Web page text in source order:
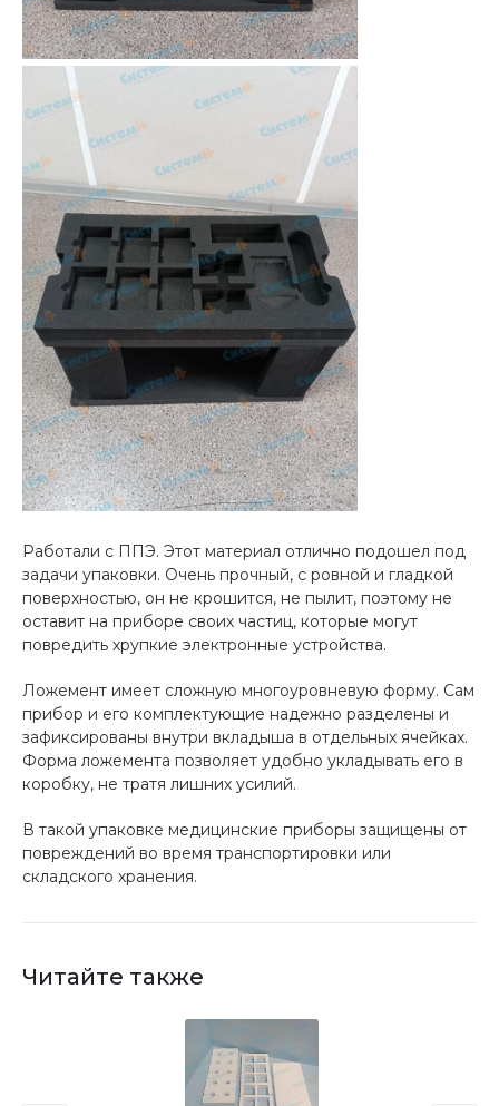
Работали с ППЭ. Этот материал отлично подошел под
задачи упаковки. Очень прочный, с ровной и гладкой
поверхностью, он не крошится, не пылит, поэтому не
оставит на приборе своих частиц, которые могут
повредить хрупкие электронные устройства.
Ложемент имеет сложную многоуровневую форму. Сам
прибор и его комплектующие надежно разделены и
зафиксированы внутри вкладыша в отдельных ячейках.
Форма ложемента позволяет удобно укладывать его в
коробку, не тратя лишних усилий.
В такой упаковке медицинские приборы защищены от
повреждений во время транспортировки или
складского хранения.
Читайте также